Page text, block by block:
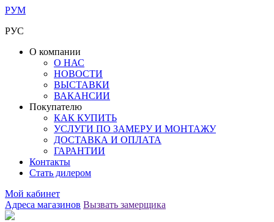
РУМ
РУС
О компании
О НАС
НОВОСТИ
ВЫСТАВКИ
ВАКАНСИИ
Покупателю
КАК КУПИТЬ
УСЛУГИ ПО ЗАМЕРУ И МОНТАЖУ
ДОСТАВКА И ОПЛАТА
ГАРАНТИИ
Контакты
Стать дилером
Мой кабинет
Адреса магазинов Вызвать замерщика